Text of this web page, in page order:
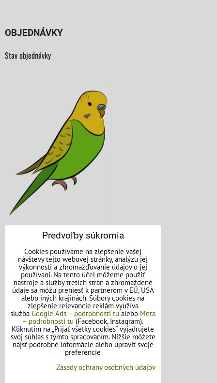
OBJEDNÁVKY
Stav objednávky
KONTAKTNÉ ÚDAJE
O nás
Kontakt
Požičovňa náradia
Názory našich zákazníkov
Mapa stránok
SLEDUJTE NÁS
Predvoľby súkromia
Cookies používame na zlepšenie vašej
návštevy tejto webovej stránky, analýzu jej
výkonnosti a zhromažďovanie údajov o jej
používaní. Na tento účel môžeme použiť
nástroje a služby tretích strán a zhromaždené
údaje sa môžu preniesť k partnerom v EÚ, USA
alebo iných krajinách. Súbory cookies na
zlepšenie relevancie reklám využíva
služba Google Ads – podrobnosti tu alebo Meta
– podrobnosti tu (Facebook, Instagram).
Kliknutím na „Prijať všetky cookies“ vyjadrujete
svoj súhlas s týmto spracovaním. Nižšie môžete
nájsť podrobné informácie alebo upraviť svoje
preferencie
Zásady ochrany osobných údajov